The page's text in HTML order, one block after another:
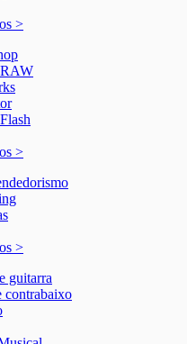
>
>
>
guitarra
contrabaixo